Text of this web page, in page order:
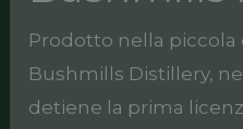
Prodotto nella piccola
Bushmills Distillery,
detiene la prima